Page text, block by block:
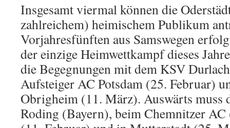
Insgesamt viermal können die
zahlreichem) heimischem Publikum
Vorjahresfünften aus Samswegen
der einzige Heimwettkampf dieses
die Begegnungen mit dem KSV
Aufsteiger AC Potsdam (25. Februar)
Obrigheim (11. März). Auswärts muss
Roding (Bayern), beim Chemnitzer AC